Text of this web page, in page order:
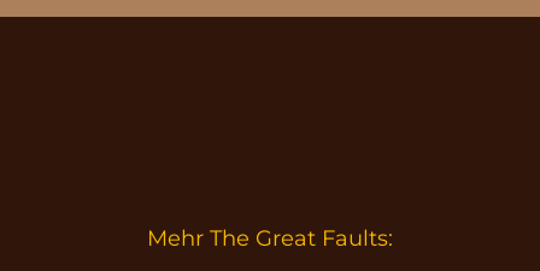
Mehr The Great Faults: